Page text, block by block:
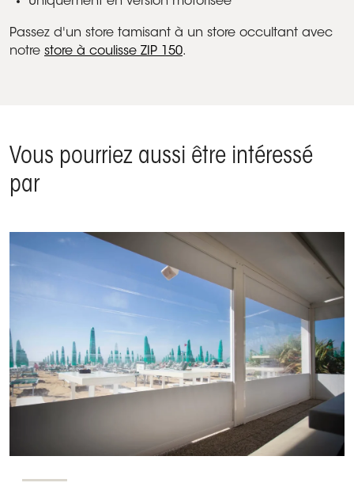
Passez d'un store tamisant à un store occultant avec
notre store à coulisse ZIP 150.
Vous pourriez aussi être intéressé
par